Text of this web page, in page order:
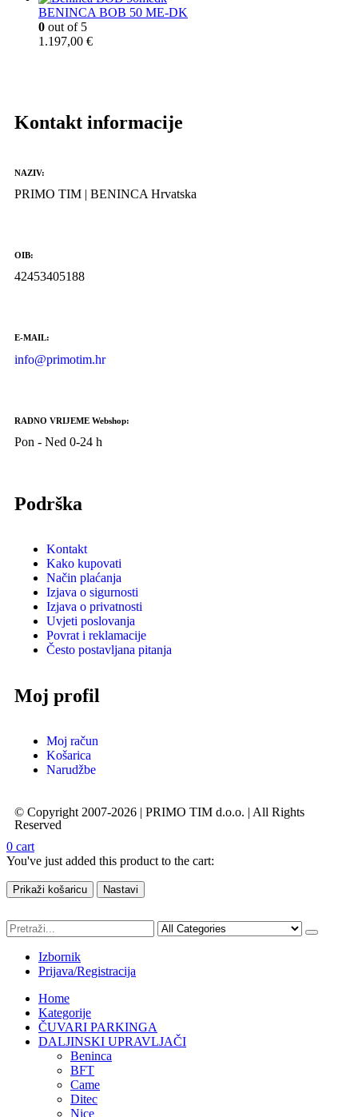
BENINCA BOB 50 ME-DK
0 out of 5
1.197,00 €
Kontakt informacije
NAZIV:
PRIMO TIM | BENINCA Hrvatska
OIB:
42453405188
E-MAIL:
info@primotim.hr
RADNO VRIJEME Webshop:
Pon - Ned 0-24 h
Podrška
Kontakt
Kako kupovati
Način plaćanja
Izjava o sigurnosti
Izjava o privatnosti
Uvjeti poslovanja
Povrat i reklamacije
Često postavljana pitanja
Moj profil
Moj račun
Košarica
Narudžbe
© Copyright 2007-2026 | PRIMO TIM d.o.o. | All Rights
Reserved
0 cart
You've just added this product to the cart:
Prikaži košaricu Nastavi
Izbornik
Prijava/Registracija
Home
Kategorije
ČUVARI PARKINGA
DALJINSKI UPRAVLJAČI
Beninca
BFT
Came
Ditec
Nice